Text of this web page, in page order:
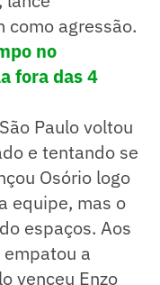
agressão.
no
fora das 4
Paulo voltou
e tentando se
Osório logo
equipe, mas o
espaços. Aos
a
venceu Enzo